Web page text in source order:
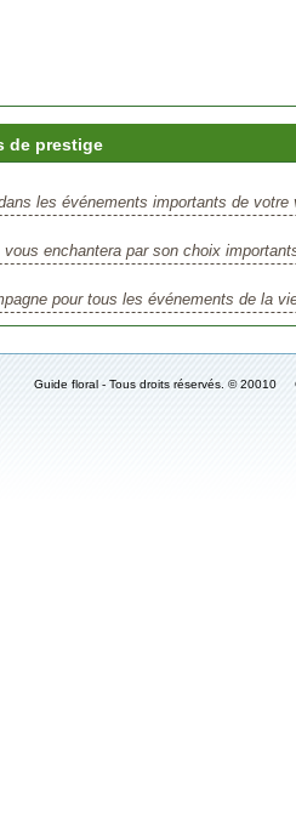
de prestige
les événements importants de votre
enchantera par son choix
pour tous les événements de la
Guide floral - Tous droits réservés. ©